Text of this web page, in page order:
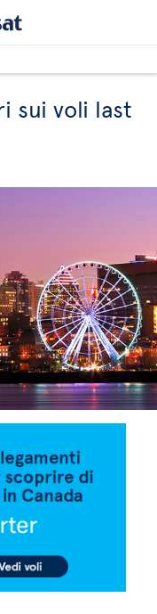
sui voli last